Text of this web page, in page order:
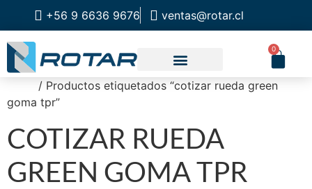
+56 9 6636 9676 ventas@rotar.cl
0
/ Productos etiquetados “cotizar rueda green
goma tpr”
COTIZAR RUEDA
GREEN GOMA TPR